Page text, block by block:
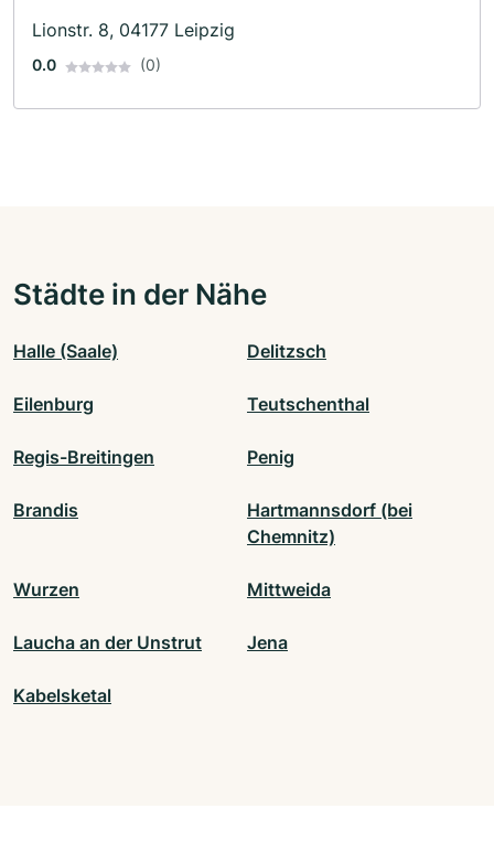
Lionstr. 8, 04177 Leipzig
0.0 (0)
Städte in der Nähe
Halle (Saale) Delitzsch
Eilenburg Teutschenthal
Regis-Breitingen Penig
Brandis
Hartmannsdorf (bei
Chemnitz)
Wurzen Mittweida
Laucha an der Unstrut Jena
Kabelsketal